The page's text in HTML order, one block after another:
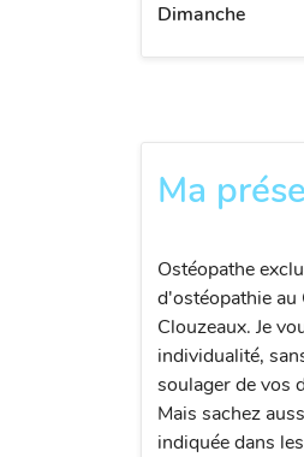
Dimanche
Ma
Ostéopathe
d'ostéopathie
Clouzeaux. Je
individualité,
soulager de vos
Mais sachez
indiquée dans